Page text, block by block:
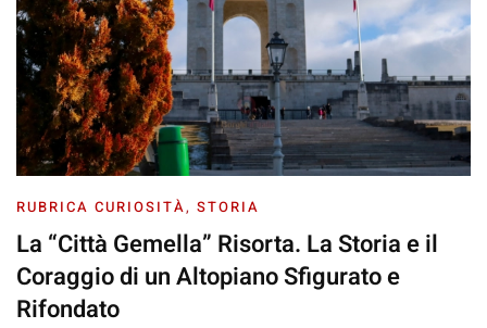
RUBRICA CURIOSITÀ, STORIA
La “Città Gemella” Risorta. La Storia e il
Coraggio di un Altopiano Sfigurato e
Rifondato